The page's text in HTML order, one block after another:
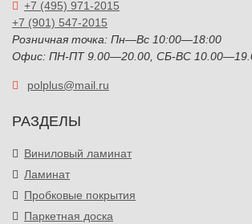
+7 (495) 971-2015
+7 (901) 547-2015
Розничная точка: Пн—Вс 10:00—18:00
Офис: ПН-ПТ 9.00—20.00, СБ-ВС
polplus@mail.ru
РАЗДЕЛЫ
Виниловый ламинат
Ламинат
Пробковые покрытия
Паркетная доска